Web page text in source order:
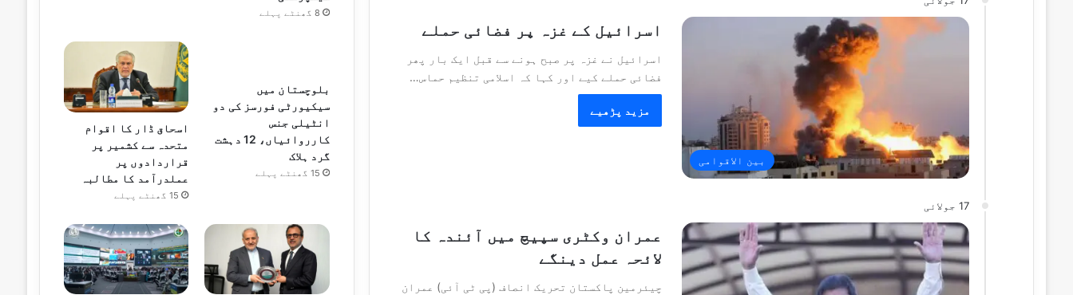
بین الاقوامی
اسرائیل کے غزہ پر فضائی حملے
اسرائیل نے غزہ پر صبح ہونے سے قبل ایک بار پھر
فضائی حملے کیے اور کہا کہ اسلامی تنظیم حماس…
مزید پڑھیے
17 جولائی
عمران وکٹری سپیچ میں آئندہ کا
لائحہ عمل دینگے
چیئرمین پاکستان تحریک انصاف (پی ٹی آئی) عمران
8 گھنٹے پہلے
بلوچستان میں
سیکیورٹی فورسز کی دو
انٹیلی جنس
کارروائیاں، 12 دہشت
گرد ہلاک
15 گھنٹے پہلے
اسحاق ڈار کا اقوام
متحدہ سے کشمیر پر
قراردادوں پر
عملدرآمد کا مطالبہ
15 گھنٹے پہلے